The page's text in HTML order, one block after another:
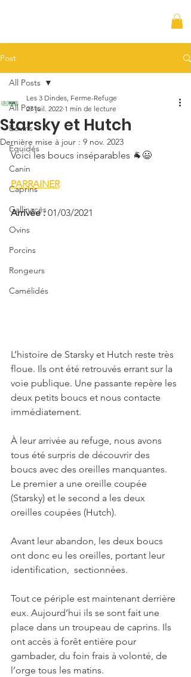
Post
All Posts
Bovins
Équidés
Canin
Caprins
Gallinacés
Ovins
Porcins
Rongeurs
Camélidés
All Posts
Starsky et Hutch
Les 3 Dindes, Ferme-Refuge
27 juil. 2022 1 min de lecture
Dernière mise à jour : 9 nov. 2023
Voici les boucs inséparables 🐐😃
PARRAINER
Arrivée : 01/03/2021
L’histoire de Starsky et Hutch reste très
floue. Ils ont été retrouvés errant sur la
voie publique. Une passante repère les
deux petits boucs et nous contacte
immédiatement.
À leur arrivée au refuge, nous avons
tous été surpris de découvrir des
boucs avec des oreilles manquantes.
Le premier a une oreille coupée
(Starsky) et le second a les deux
oreilles coupées (Hutch).
Avant leur abandon, les deux boucs
ont donc eu les oreilles, portant leur
identification,  sectionnées.
Tout ce périple est maintenant derrière
eux. Aujourd’hui ils se sont fait une
place dans un troupeau de caprins. Ils
ont accès à forêt entière pour
gambader, du foin frais à volonté, de
l’orge tous les matins.